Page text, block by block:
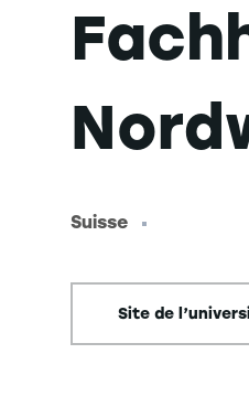
Suisse
Site de